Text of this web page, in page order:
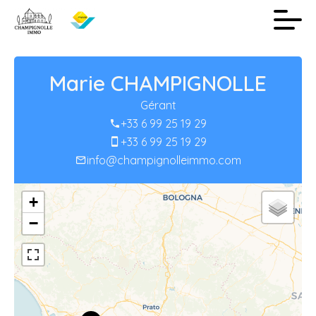
Marie CHAMPIGNOLLE
Gérant
+33 6 99 25 19 29
+33 6 99 25 19 29
info@champignolleimmo.com
+
−